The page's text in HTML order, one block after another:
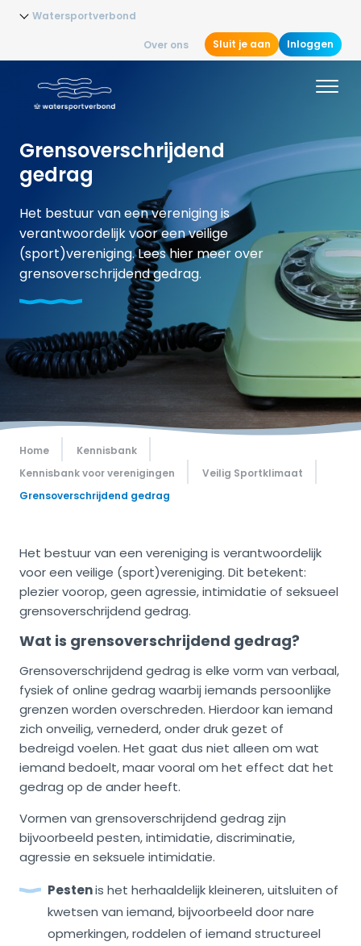
Watersportverbond
Over ons Sluit je aan Inloggen
Grensoverschrijdend
gedrag
Het bestuur van een vereniging is
verantwoordelijk voor een veilige
(sport)vereniging. Lees hier meer over
grensoverschrijdend gedrag.
Home
Kennisbank
Kennisbank voor verenigingen
Veilig Sportklimaat
Grensoverschrijdend gedrag
Het bestuur van een vereniging is verantwoordelijk
voor een veilige (sport)vereniging. Dit betekent:
plezier voorop, geen agressie, intimidatie of seksueel
grensoverschrijdend gedrag.
Wat is grensoverschrijdend gedrag?
Grensoverschrijdend gedrag is elke vorm van verbaal,
fysiek of online gedrag waarbij iemands persoonlijke
grenzen worden overschreden. Hierdoor kan iemand
zich onveilig, vernederd, onder druk gezet of
bedreigd voelen. Het gaat dus niet alleen om wat
iemand bedoelt, maar vooral om het effect dat het
gedrag op de ander heeft.
Vormen van grensoverschrijdend gedrag zijn
bijvoorbeeld pesten, intimidatie, discriminatie,
agressie en seksuele intimidatie.
Pestenis het herhaaldelijk kleineren, uitsluiten of
kwetsen van iemand, bijvoorbeeld door nare
opmerkingen, roddelen of iemand structureel